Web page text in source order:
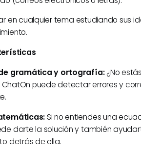
en cualquier tema estudiando sus
gramática y ortografía:¿No
ChatOn puede detectar errores y
Si no entiendes una
darte la solución y también
detrás de ella.